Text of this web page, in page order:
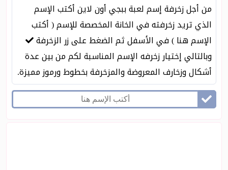
من أجل زخرفة إسم لعبة ببجي أون لاين أكتب الإسم
الذي تريد زخرفته في الخانة المخصصة للإسم ( أكتب
الإسم هنا ) في الأسفل ثم الضغط على زر الزخرفة
وبالتالي إختيار زخرفه الإسم المناسبة لكم من بين عدة
أشكال وزخارف المعروضة والمزخرفة بخطوط ورموز مميزة.